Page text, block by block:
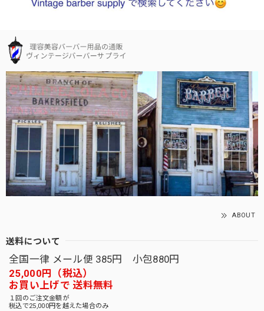
ABOUT
送料について
全国一律 メール便 385円 小包880円
25,000円（税込）
お買い上げで 送料無料
１回のご注文金額が
税込で25,000円を越えた場合のみ